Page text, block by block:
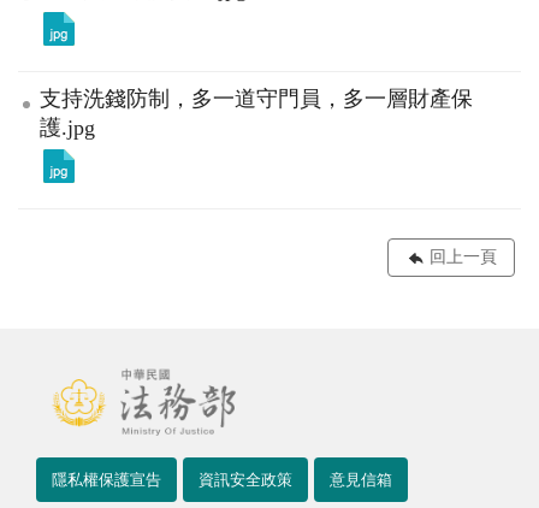
支持洗錢防制，多一道守門員，多一層財產保
護.jpg
回上一頁
隱私權保護宣告 資訊安全政策 意見信箱